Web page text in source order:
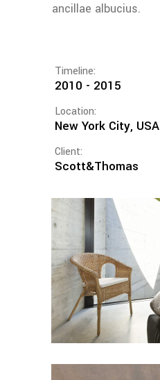
ancillae albucius.
Timeline:
2010 - 2015
Location:
New York City, USA
Client:
Scott&Thomas